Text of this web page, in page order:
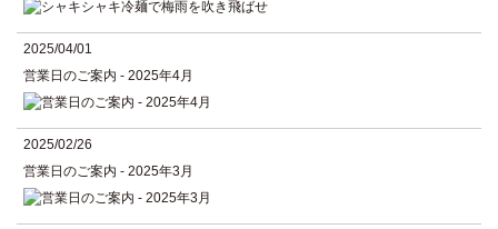
2025/04/01
営業日のご案内 - 2025年4月
2025/02/26
営業日のご案内 - 2025年3月